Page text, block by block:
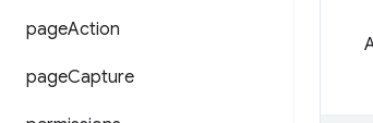
pageAction
pageCapture